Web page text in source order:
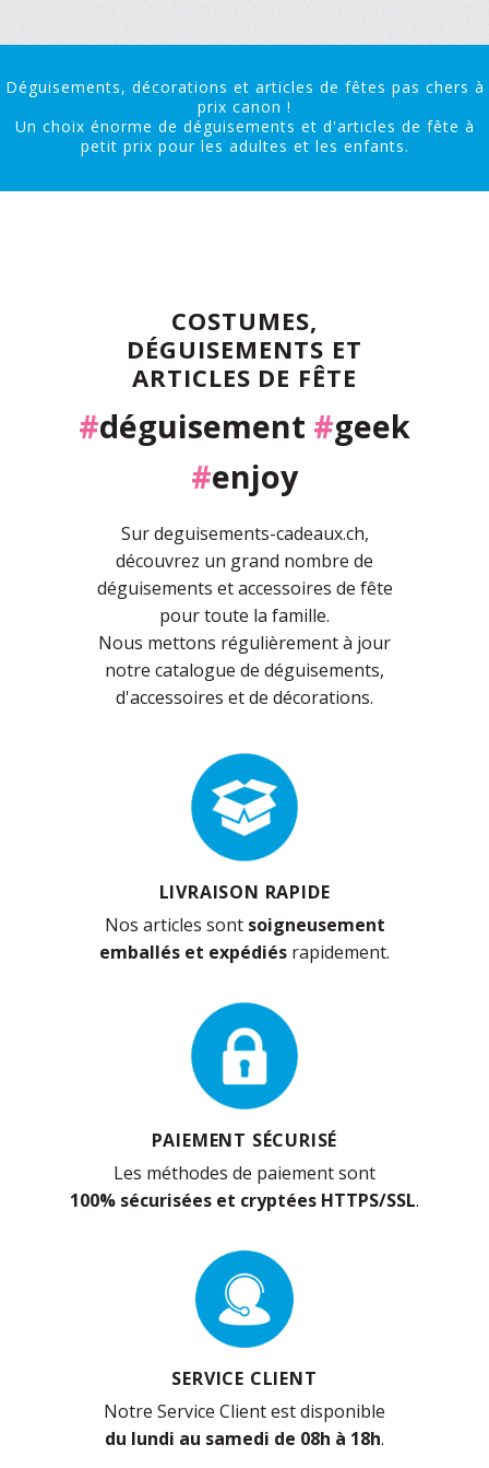
Déguisements, décorations et articles de fêtes pas chers à
prix canon !
Un choix énorme de déguisements et d'articles de fête à
petit prix pour les adultes et les enfants.
COSTUMES,
DÉGUISEMENTS ET
ARTICLES DE FÊTE
#déguisement #geek
#enjoy
Sur deguisements-cadeaux.ch,
découvrez un grand nombre de
déguisements et accessoires de fête
pour toute la famille.
Nous mettons régulièrement à jour
notre catalogue de déguisements,
d'accessoires et de décorations.
LIVRAISON RAPIDE
Nos articles sont soigneusement
emballés et expédiés rapidement.
PAIEMENT SÉCURISÉ
Les méthodes de paiement sont
100% sécurisées et cryptées HTTPS/SSL.
SERVICE CLIENT
Notre Service Client est disponible
du lundi au samedi de 08h à 18h.